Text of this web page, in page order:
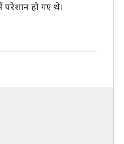
हो गए थे।